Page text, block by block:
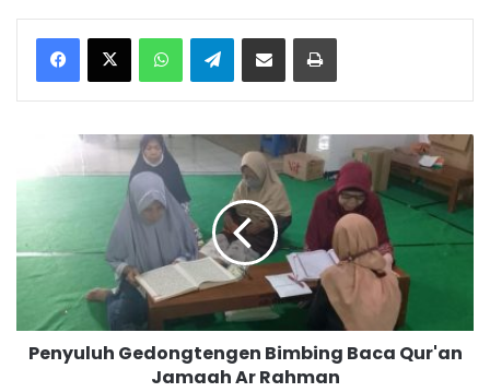
WhatsApp Telegram
l
G
Penyuluh Gedongtengen Bimbing Baca Qur'an
Jamaah Ar Rahman